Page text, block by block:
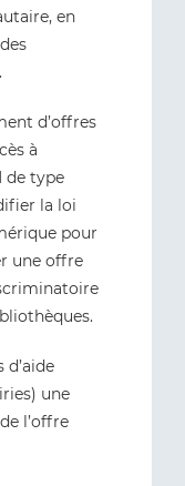
en
d’offres
à
de type
la loi
pour
une offre
une
l’offre